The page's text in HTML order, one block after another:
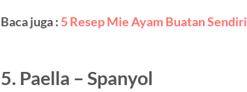
Baca juga : 5 Resep Mie Ayam Buatan Sendiri
5. Paella – Spanyol